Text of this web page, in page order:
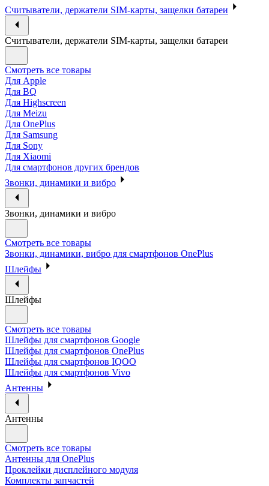
Считыватели, держатели SIM-карты, защелки батареи
Считыватели, держатели SIM-карты, защелки батареи
Смотреть все товары
Для Apple
Для BQ
Для Highscreen
Для Meizu
Для OnePlus
Для Samsung
Для Sony
Для Xiaomi
Для смартфонов других брендов
Звонки, динамики и вибро
Звонки, динамики и вибро
Смотреть все товары
Звонки, динамики, вибро для смартфонов OnePlus
Шлейфы
Шлейфы
Смотреть все товары
Шлейфы для смартфонов Google
Шлейфы для смартфонов OnePlus
Шлейфы для смартфонов IQOO
Шлейфы для смартфонов Vivo
Антенны
Антенны
Смотреть все товары
Антенны для OnePlus
Проклейки дисплейного модуля
Комплекты запчастей